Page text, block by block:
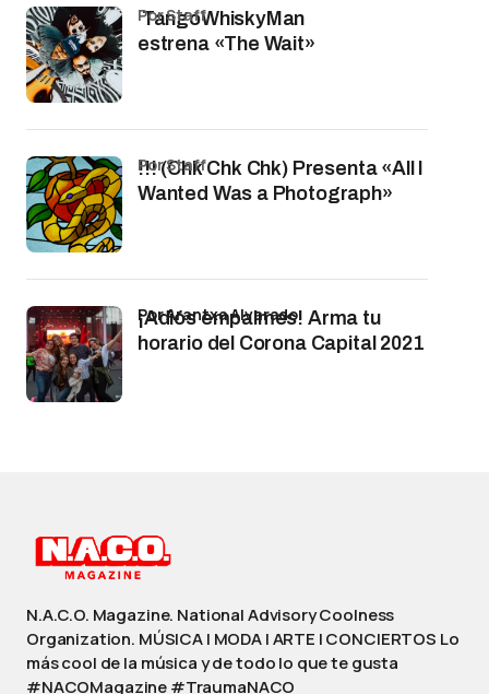
TangoWhiskyMan
estrena «The Wait»
por Staff
!!! (Chk Chk Chk) Presenta «All I
Wanted Was a Photograph»
por Staff
¡Adiós empalmes! Arma tu
horario del Corona Capital 2021
por Arantxa Alvarado
N.A.C.O. Magazine. National Advisory Coolness
Organization. MÚSICA | MODA | ARTE | CONCIERTOS Lo
más cool de la música y de todo lo que te gusta
#NACOMagazine #TraumaNACO